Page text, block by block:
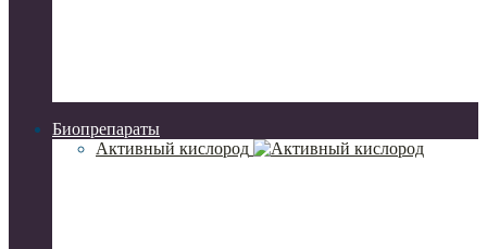
Биопрепараты
Активный кислород